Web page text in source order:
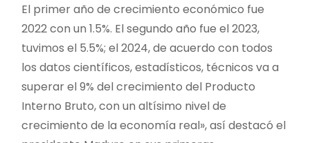
El primer año de crecimiento económico fue
2022 con un 1.5%. El segundo año fue el 2023,
tuvimos el 5.5%; el 2024, de acuerdo con todos
los datos científicos, estadísticos, técnicos va a
superar el 9% del crecimiento del Producto
Interno Bruto, con un altísimo nivel de
crecimiento de la economía real», así destacó el